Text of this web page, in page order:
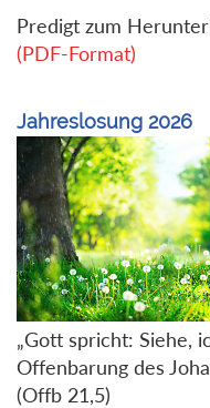
Predigt zum
(PDF-Format)
Jahreslosung 2026
„Gott spricht: Siehe,
Offenbarung des
(Offb 21,5)